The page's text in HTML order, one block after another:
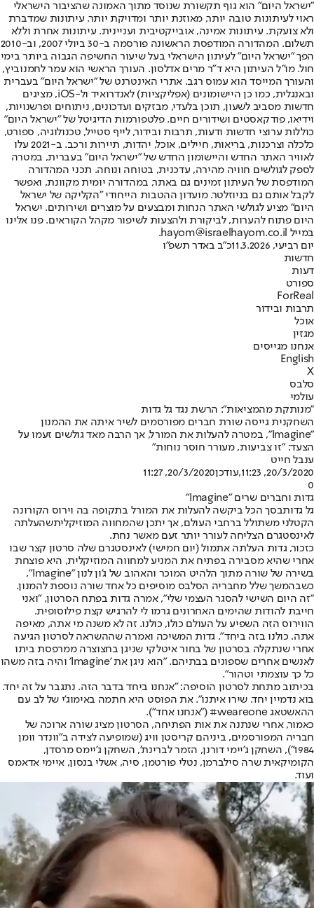
"ישראל היום" הוא גוף תקשורת שנוסד מתוך האמונה שהציבור הישראלי
ראוי לעיתונות טובה יותר, מאוזנת יותר ומדויקת יותר. עיתונות שמדברת
ולא צועקת. עיתונות אמינה, אובייקטיבית ועניינית. עיתונות אחרת וללא
תשלום. המהדורה המודפסת הראשונה פורסמה ב-30 ביולי 2007, וב-2010
הפך "ישראל היום" לעיתון הישראלי בעל שיעור החשיפה הגבוה ביותר בימי
חול. מו"ל העיתון היא ד"ר מרים אדלסון. העורך הראשי הוא עמר לחמנוביץ,
והעורך המייסד הוא עמוס רגב. אתרי האינטרנט של "ישראל היום" בעברית
ובאנגלית, כמו כן היישומונים (אפליקציות) לאנדרואיד ול-iOS, מציגים
חדשות מסביב לשעון, תוכן בלעדי, מבזקים ועדכונים, ניתוחים ופרשנויות,
וידיאו, פודקאסטים ושידורים חיים. פלטפורמות הדיגיטל של "ישראל היום"
כוללות ערוצי חדשות ודעות, תרבות ובידור, לייף סטייל, טכנולוגיה, ספורט,
כלכלה וצרכנות, בריאות, חיילים, אוכל, יהדות, תיירות ורכב. ב-2021 עלו
לאוויר האתר החדש והיישומון החדש של "ישראל היום" בעברית, במטרה
לספק לגולשים חוויה מהירה, עדכנית, בטוחה ונוחה. תכני המהדורה
המודפסת של העיתון זמינים גם באתר, במהדורה יומית מקוונת, ואפשר
לקבל אותם גם בניוזלטר. מועדון ההטבות הייחודי "הקליקה של ישראל
היום" מציע לגולשי האתר הנחות ומבצעים על מוצרים ושירותים. ישראל
היום פתוח להערות, לביקורת ולהצעות לשיפור מקהל הקוראים. פנו אלינו
במייל hayom@israelhayom.co.il.
יום רביעי, 11.3.2026
כ"ב באדר תשפ"ו
חדשות
דעות
ספורט
ForReal
תרבות ובידור
אוכל
מגזין
אנחנו מגייסים
English
X
סלבס
עולמי
"מנותקת מהמציאות": הרשת נגד גל גדות
השחקנית גייסה שורת חברים מפורסמים לשיר איתה את ההמנון
"Imagine", במטרה להעלות את המורל, אך הרבה מאד גולשים זעמו על
הצעד: "זו צביעות, מעורר חוסר נוחות"
ענבל חייט
20/3/2020, 11:23
,עודכן20/3/2020, 11:27
0
גדות וחברים שרים "Imagine"
גל גדותבסך הכל ביקשה להעלות את המורל בתקופה בה וירוס הקורונה
הקטלני משתולל ברחבי העולם, אך יתכן שהמחווה המוזיקליתשהעלתה
לאינסטגרם הצליחה לעורר יותר זעם מאשר נחת.
כזכור, גדות העלתה אתמול (יום חמישי) לאינסטגרם שלה סרטון קצר שבו
אחרי שהיא מסבירה בפתיח את המניע למחווה המוזיקלית, היא פוצחת
בשירה של שורה מתוך הלהיט המוכר והאהוב של ג'ון לנון "Imagine",
כשבהמשך שלל מחבריה הסלבס מוסיפים כל אחד שורה נוספת להמנון.
"זה היום השישי להסגר העצמי שלי", אמרה גדות בפתח הסרטון, "ואני
חייבת להודות שהימים האחרונים גרמו לי להרגיש קצת פילוסופית.
הווירוס הזה השפיע על העולם כולו, כולנו. זה לא משנה מי אתה, מאיפה
אתה. כולנו בזה ביחד". גדות המשיכה ואמרה שההשראה לסרטון הגיעה
אחרי שנתקלה בסרטון של בחור איטלקי שניגן בחצוצרה ממרפסת ביתו
לאנשים אחרים שספונים בבתיהם. "הוא ניגן את 'Imagine' והיה בזה משהו
כל כך עוצמתי וטהור".
בכיתוב מתחת לסרטון הוסיפה: "אנחנו ביחד בדבר הזה. נתגבר על זה יחד.
בוא נדמיין יחד. שירו איתנו". את הפוסט היא חתמה באימוג'י של לב עם
ההאשטאג weareone# ("אנחנו אחד").
כאמור, אחרי שנתנה את אות הפתיחה, הסרטון מציג שורה ארוכה של
חבריה המפורסמים, ביניהם קריסטן וויג (שמופיעה לצידה ב"וונדר וומן
1984"), השחקן ג'יימי דורנן, הזמר לברינת', השחקן ג'יימס מרסדן,
הקומיקאית שרה סילברמן, נטלי פורטמן, סיה, אשלי בנסון, איימי אדאמס
ועוד.